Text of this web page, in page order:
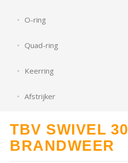
O-ring
Quad-ring
Keerring
Afstrijker
TBV SWIVEL 30
BRANDWEER